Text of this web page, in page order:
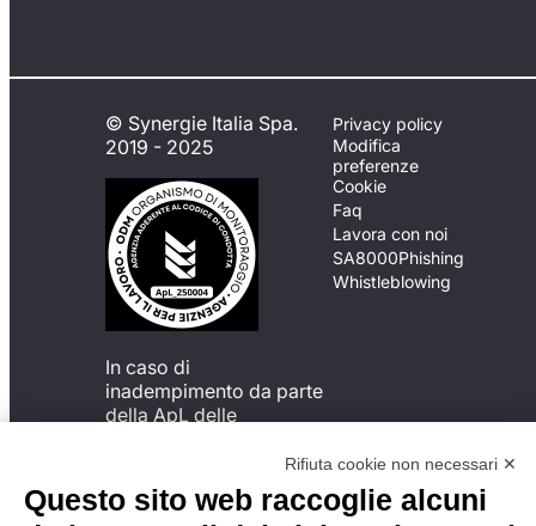
© Synergie Italia Spa.
2019 - 2025
In caso di
inadempimento da parte
della ApL delle
del Codice di Condotta, è
possibile presentare un
reclamo
Privacy policy
Modifica
preferenze
Cookie
Faq
Lavora con noi
SA8000Phishing
Whistleblowing
Rifiuta cookie non necessari ✕
Questo sito web raccoglie alcuni